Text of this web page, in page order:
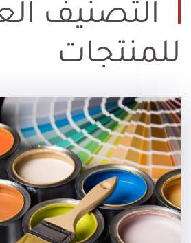
التصنيف
للمنتجات